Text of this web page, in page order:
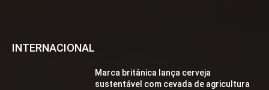
INTERNACIONAL
Marca britânica lança cerveja
sustentável com cevada de agricultura